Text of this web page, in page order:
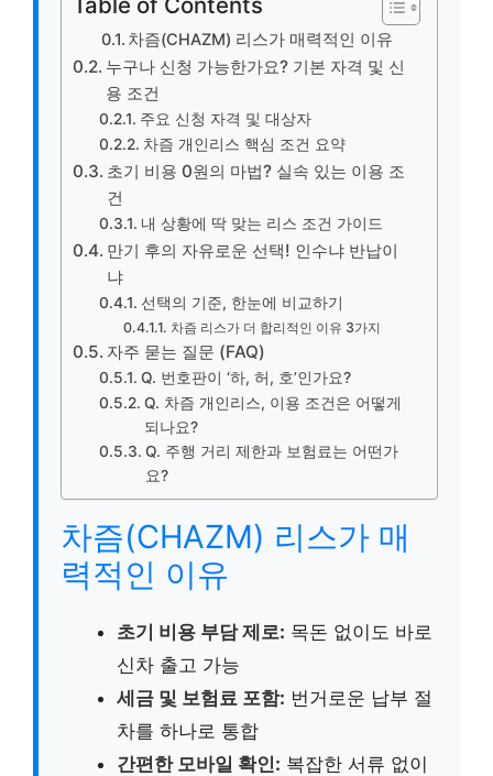
차즘(CHAZM) 리스가 매력적인 이유
누구나 신청 가능한가요? 기본 자격 및 신
용 조건
주요 신청 자격 및 대상자
차즘 개인리스 핵심 조건 요약
초기 비용 0원의 마법? 실속 있는 이용 조
건
내 상황에 딱 맞는 리스 조건 가이드
만기 후의 자유로운 선택! 인수냐 반납이
냐
선택의 기준, 한눈에 비교하기
차즘 리스가 더 합리적인 이유 3가지
자주 묻는 질문 (FAQ)
Q. 번호판이 ‘하, 허, 호’인가요?
Q. 차즘 개인리스, 이용 조건은 어떻게
되나요?
Q. 주행 거리 제한과 보험료는 어떤가
요?
차즘(CHAZM) 리스가 매
력적인 이유
초기 비용 부담 제로: 목돈 없이도 바로
신차 출고 가능
세금 및 보험료 포함: 번거로운 납부 절
차를 하나로 통합
간편한 모바일 확인: 복잡한 서류 없이